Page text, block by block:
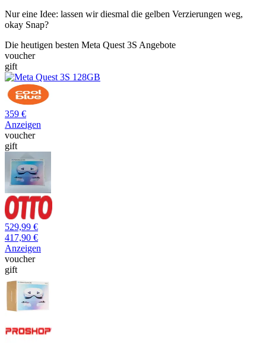
Nur eine Idee: lassen wir diesmal die gelben Verzierungen weg,
okay Snap?
Die heutigen besten Meta Quest 3S Angebote
voucher
gift
359 €
Anzeigen
voucher
gift
529,99 €
417,90 €
Anzeigen
voucher
gift